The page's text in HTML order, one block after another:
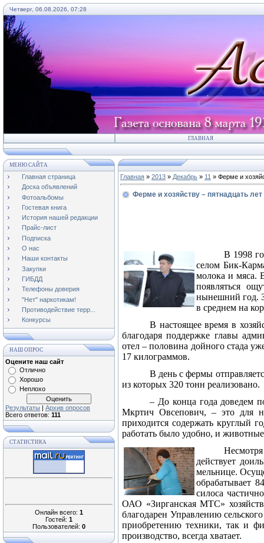
Четверг, 06.08.2026, 07:28
ГЛАВНАЯ
МЕНЮ САЙТА
Главная страница
Доска объявлений
Фотоальбомы
Гостевая книга
История нашей редакции
Прайс-лист
Подписка
О нас
Наши контакты
Закупки
ГИБДД
Телефоны доверия
"Нет" наркотикам!
Противодействие терр...
Конкурсы
НАШ ОПРОС
Оцените наш сайт
Отлично
Хорошо
Неплохо
Результаты | Архив опросов
Всего ответов: 111
СТАТИСТИКА
Онлайн всего: 1
Гостей: 1
Пользователей: 0
Главная » 2013 » Декабрь » 11 » Ферме и
Ферме и хозяйству – пятнадцать лет
В 1998
селом Бик-
молока и мяса.
появляться
нынешний год.
в среднем на
В настоящее время в
благодаря поддержке главы
отел – половина дойного стада
17 килограммов.
В день с фермы
из которых 320 тонн реализовано.
– До конца года доведем
Мкртич Овсепович, – это для
приходится содержать круглый
работать было удобно, и
действует
мельнице.
обрабатывает
силоса
ОАО «Зирганская МТС»
благодарен Управлению
приобретению техники, так и
производство, всегда хватает.